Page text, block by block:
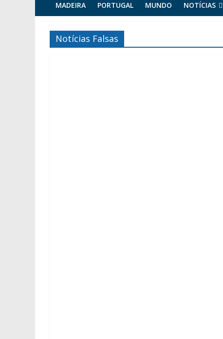
MADEIRA PORTUGAL MUNDO NOTÍCIAS
Notícias Falsas